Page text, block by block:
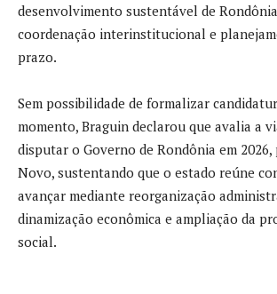
desenvolvimento sustentável de
coordenação interinstitucional e
prazo.
Sem possibilidade de formalizar
momento, Braguin declarou que avalia a
disputar o Governo de Rondônia em
Novo, sustentando que o estado reúne
avançar mediante reorganização
dinamização econômica e ampliação da
social.